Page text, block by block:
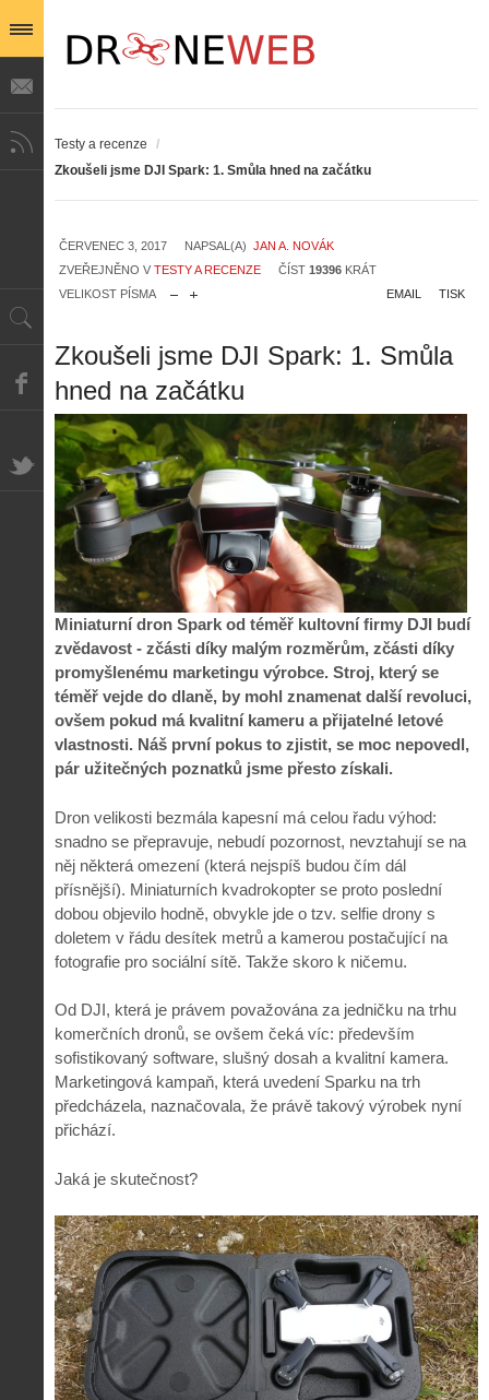
Testy a recenze
/
Zkoušeli jsme DJI Spark: 1. Smůla hned na začátku
ČERVENEC 3, 2017 NAPSAL(A) JAN A. NOVÁK
ZVEŘEJNĚNO V TESTY A RECENZE ČÍST 19396 KRÁT
VELIKOST PÍSMA
TISK
EMAIL
Zkoušeli jsme DJI Spark: 1. Smůla
hned na začátku
Miniaturní dron Spark od téměř kultovní firmy DJI budí
zvědavost - zčásti díky malým rozměrům, zčásti díky
promyšlenému marketingu výrobce. Stroj, který se
téměř vejde do dlaně, by mohl znamenat další revoluci,
ovšem pokud má kvalitní kameru a přijatelné letové
vlastnosti. Náš první pokus to zjistit, se moc nepovedl,
pár užitečných poznatků jsme přesto získali.
Dron velikosti bezmála kapesní má celou řadu výhod:
snadno se přepravuje, nebudí pozornost, nevztahují se na
něj některá omezení (která nejspíš budou čím dál
přísnější). Miniaturních kvadrokopter se proto poslední
dobou objevilo hodně, obvykle jde o tzv. selfie drony s
doletem v řádu desítek metrů a kamerou postačující na
fotografie pro sociální sítě. Takže skoro k ničemu.
Od DJI, která je právem považována za jedničku na trhu
komerčních dronů, se ovšem čeká víc: především
sofistikovaný software, slušný dosah a kvalitní kamera.
Marketingová kampaň, která uvedení Sparku na trh
předcházela, naznačovala, že právě takový výrobek nyní
přichází.
Jaká je skutečnost?